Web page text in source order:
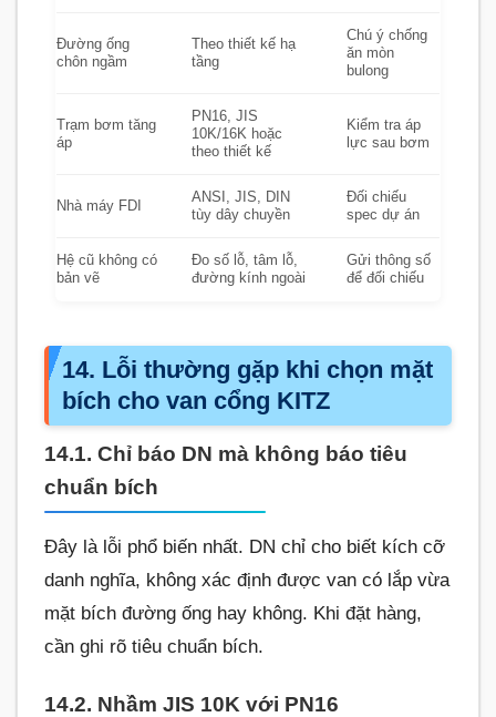
Đường ống
chôn ngầm
Theo thiết kế hạ
tầng
Chú ý chống
ăn mòn
bulong
Trạm bơm tăng
áp
PN16, JIS
10K/16K hoặc
theo thiết kế
Kiểm tra áp
lực sau bơm
Nhà máy FDI
ANSI, JIS, DIN
tùy dây chuyền
Đối chiếu
spec dự án
Hệ cũ không có
bản vẽ
Đo số lỗ, tâm lỗ,
đường kính ngoài
Gửi thông số
để đối chiếu
14. Lỗi thường gặp khi chọn mặt
bích cho van cổng KITZ
14.1. Chỉ báo DN mà không báo tiêu
chuẩn bích
Đây là lỗi phổ biến nhất. DN chỉ cho biết kích cỡ
danh nghĩa, không xác định được van có lắp vừa
mặt bích đường ống hay không. Khi đặt hàng,
cần ghi rõ tiêu chuẩn bích.
14.2. Nhầm JIS 10K với PN16